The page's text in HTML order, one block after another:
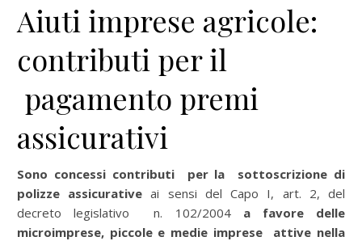
Aiuti imprese agricole:
contributi per il
pagamento premi
assicurativi
Sono concessi contributi per la sottoscrizione di
polizze assicurativeai sensi del Capo I, art. 2, del
decreto legislativo n. 102/2004 a favore delle
microimprese, piccole e medie imprese attive nella